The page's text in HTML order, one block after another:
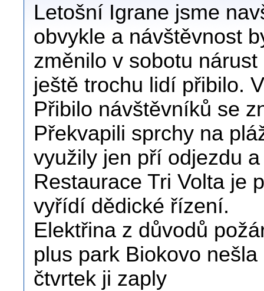
Letošní Igrane jsme
obvykle a návštěvnost
změnilo v sobotu
ještě trochu lidí přibilo.
Přibilo návštěvníků se
Překvapili sprchy na
využily jen pří odjezdu
Restaurace Tri Volta je
vyřídí dědické řízení.
Elektřina z důvodů
plus park Biokovo
čtvrtek ji zaply